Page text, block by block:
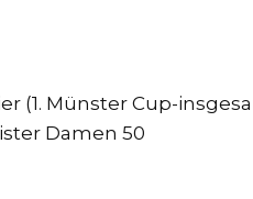
(1. Münster Cup-
Damen 50